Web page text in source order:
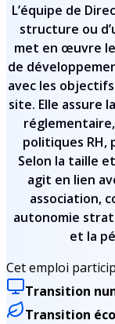
L’équipe de
structure ou
met en œuvre
de
avec les
site. Elle assure
politiques RH,
Selon la taille
agit en lien
association,
autonomie
et la
Cet emploi
Transition
Transition